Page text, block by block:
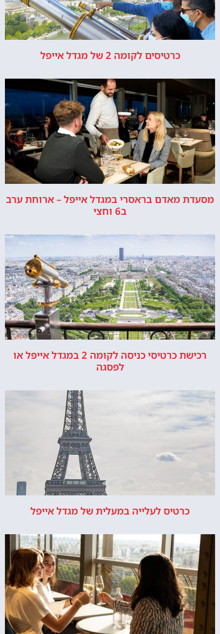
כרטיסים לקומה 2 של מגדל אייפל
מסעדת מאדם בראסרי במגדל אייפל – ארוחת ערב
ב6 וחצי
רכישת כרטיסי כניסה לקומה 2 במגדל אייפל או
לפסגה
כרטיס לעלייה במעלית של מגדל אייפל